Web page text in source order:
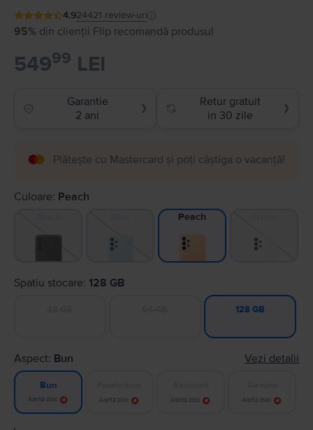
4.924421 review-uri
95% din clienții Flip recomandă produsul
54999 LEI
Garantie
2 ani
❯
Retur gratuit
in 30 zile
❯
Plătește cu Mastercard și poți câștiga o vacanță!
Culoare: Peach
Peach
Spatiu stocare: 128 GB
128 GB
Aspect: Bun Vezi detalii
Bun
Alertă stoc Alertă stoc Alertă stoc Alertă stoc